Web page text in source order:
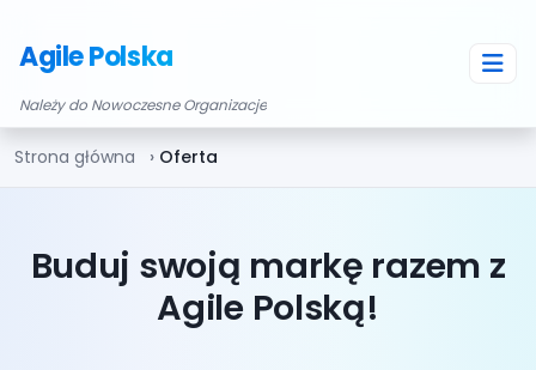
Agile Polska
Należy do Nowoczesne Organizacje
Strona główna Oferta
Buduj swoją markę razem z
Agile Polską!